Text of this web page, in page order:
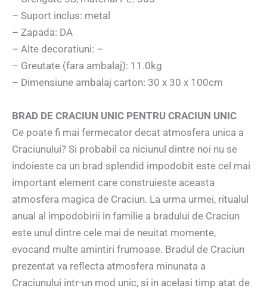
– Suport inclus: metal
– Zapada: DA
– Alte decoratiuni: –
– Greutate (fara ambalaj): 11.0kg
– Dimensiune ambalaj carton: 30 x 30 x 100cm
BRAD DE CRACIUN UNIC PENTRU CRACIUN UNIC
Ce poate fi mai fermecator decat atmosfera unica a
Craciunului? Si probabil ca niciunul dintre noi nu se
indoieste ca un brad splendid impodobit este cel mai
important element care construieste aceasta
atmosfera magica de Craciun. La urma urmei, ritualul
anual al impodobirii in familie a bradului de Craciun
este unul dintre cele mai de neuitat momente,
evocand multe amintiri frumoase. Bradul de Craciun
prezentat va reflecta atmosfera minunata a
Craciunului intr-un mod unic, si in acelasi timp atat de